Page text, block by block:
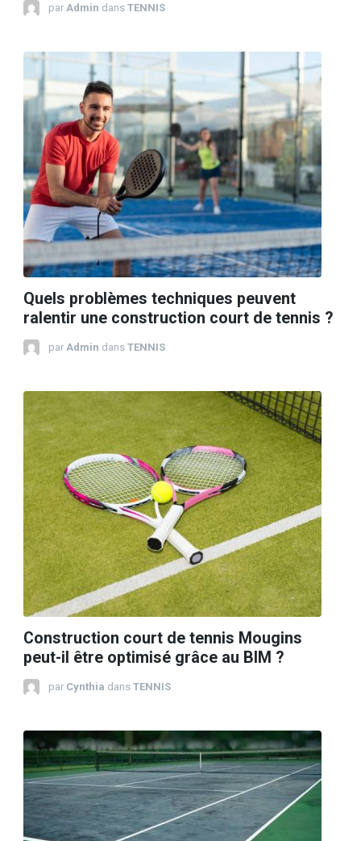
par Admin dans TENNIS
Quels problèmes techniques peuvent
ralentir une construction court de tennis ?
par Admin dans TENNIS
Construction court de tennis Mougins
peut-il être optimisé grâce au BIM ?
par Cynthia dans TENNIS